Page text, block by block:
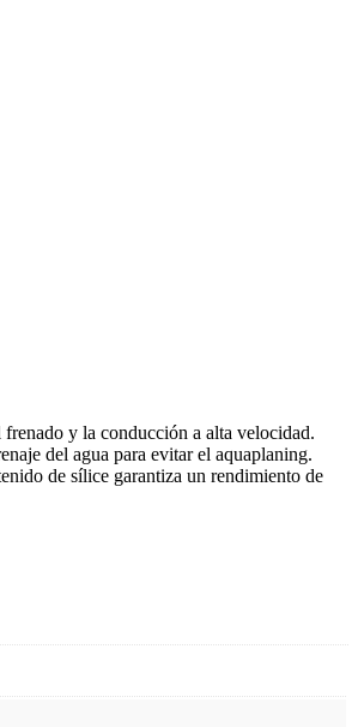
y la conducción a alta velocidad.
del agua para evitar el aquaplaning.
de sílice garantiza un rendimiento de